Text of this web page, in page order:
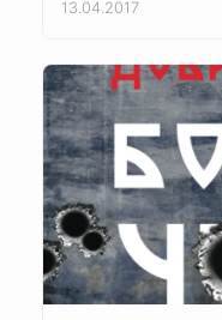
13.04.2017